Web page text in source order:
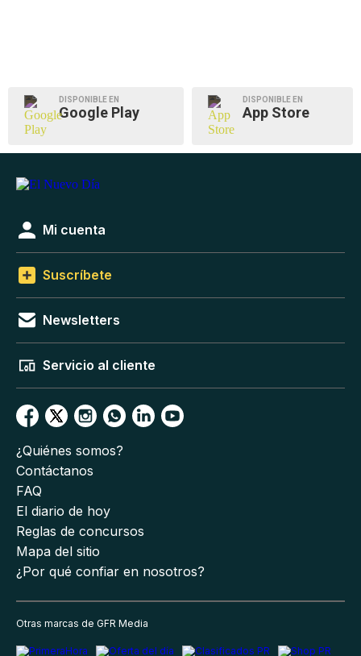
DISPONIBLE EN
Google Play
DISPONIBLE EN
App Store
Mi cuenta
Suscríbete
Newsletters
Servicio al cliente
¿Quiénes somos?
Contáctanos
FAQ
El diario de hoy
Reglas de concursos
Mapa del sitio
¿Por qué confiar en nosotros?
Otras marcas de GFR Media